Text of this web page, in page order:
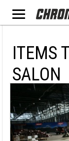
ITEMS
SALON